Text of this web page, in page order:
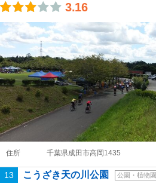
3.16
住所 千葉県成田市高岡1435
13 こうざき天の川公園 公園・植物園